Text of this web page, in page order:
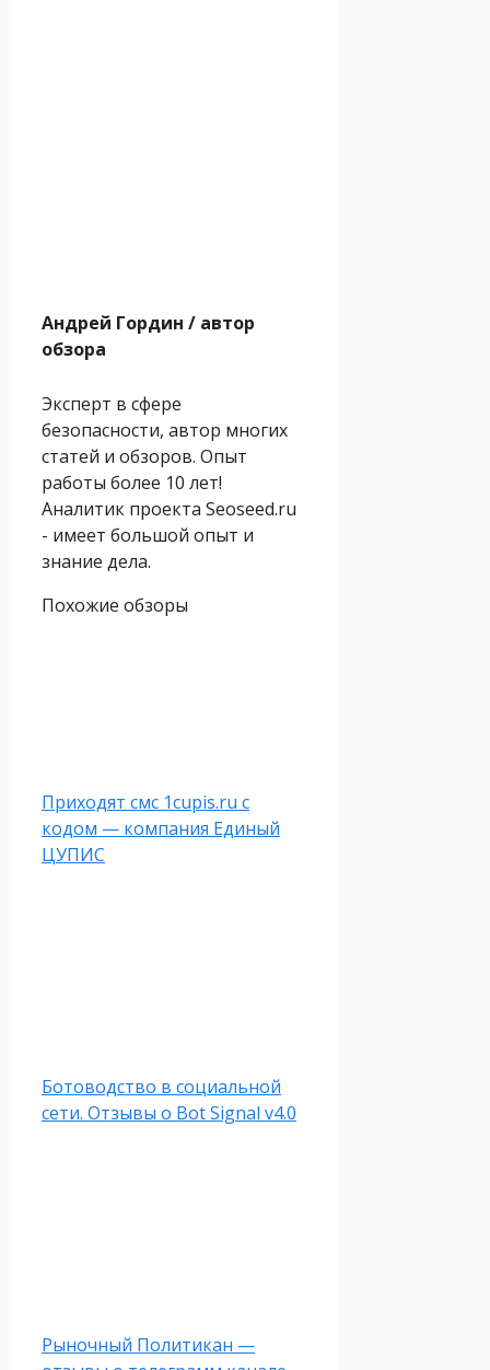
Андрей Гордин / автор
обзора
Эксперт в сфере
безопасности, автор многих
статей и обзоров. Опыт
работы более 10 лет!
Аналитик проекта Seoseed.ru
- имеет большой опыт и
знание дела.
Похожие обзоры
Приходят смс 1cupis.ru с
кодом — компания Единый
ЦУПИС
Ботоводство в социальной
сети. Отзывы о Bot Signal v4.0
Рыночный Политикан —